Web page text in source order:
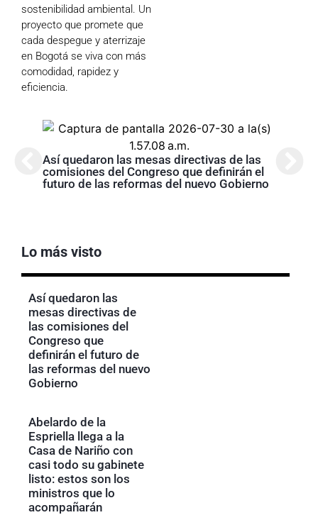
sostenibilidad ambiental. Un
proyecto que promete que
cada despegue y aterrizaje
en Bogotá se viva con más
comodidad, rapidez y
eficiencia.
Así quedaron las mesas directivas de las
comisiones del Congreso que definirán el
futuro de las reformas del nuevo Gobierno
Lo más visto
Así quedaron las
mesas directivas de
las comisiones del
Congreso que
definirán el futuro de
las reformas del nuevo
Gobierno
Abelardo de la
Espriella llega a la
Casa de Nariño con
casi todo su gabinete
listo: estos son los
ministros que lo
acompañarán